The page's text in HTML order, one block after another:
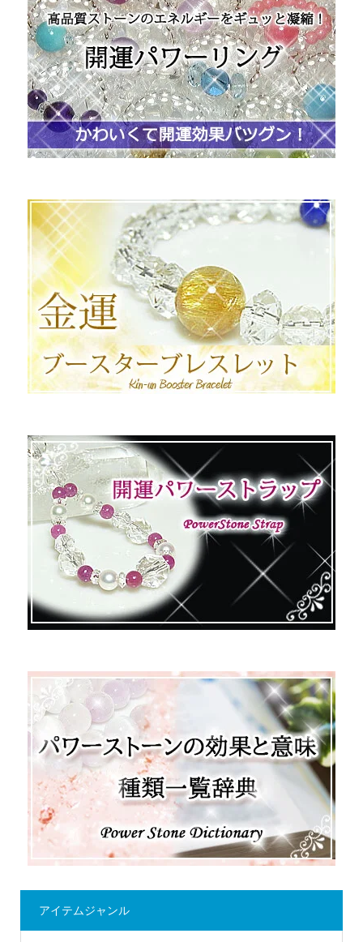
アイテムジャンル